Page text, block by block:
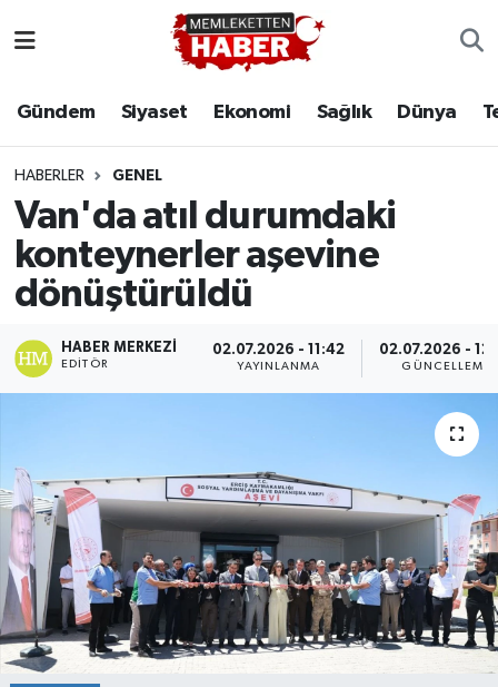
Gündem Siyaset Ekonomi Sağlık Dünya
HABERLER GENEL
Van'da atıl durumdaki
konteynerler aşevine
dönüştürüldü
HABER MERKEZI
EDITÖR
02.07.2026 - 11:42
YAYINLANMA
02.07.2026 -
GÜNCELLEME